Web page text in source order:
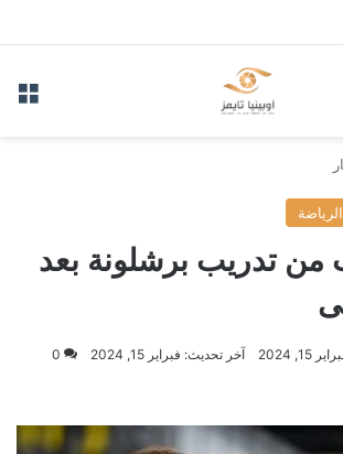
من تدريب برشلونة بعد
15, 2024 آخر تحديث: فبراير 15, 2024 0